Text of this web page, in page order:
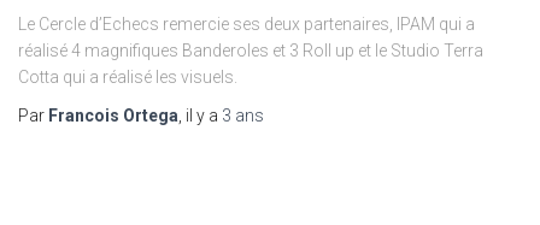
Le Cercle d’Echecs remercie ses deux partenaires, IPAM qui a
réalisé 4 magnifiques Banderoles et 3 Roll up et le Studio Terra
Cotta qui a réalisé les visuels.
Par Francois Ortega, il y a 3 ans